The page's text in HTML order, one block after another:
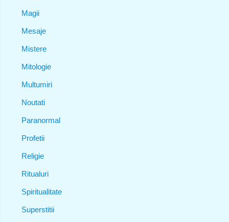
Magii
Mesaje
Mistere
Mitologie
Multumiri
Noutati
Paranormal
Profetii
Religie
Ritualuri
Spiritualitate
Superstitii